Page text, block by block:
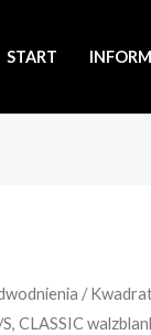
START
/
CLASSIC